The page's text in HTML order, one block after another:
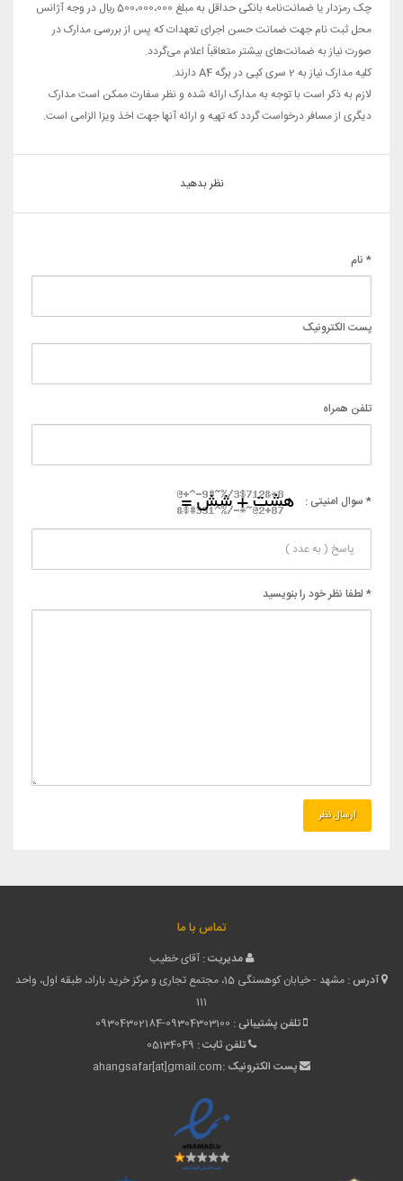
چک رمزدار یا ضمانت‌­نامه بانکی حداقل به مبلغ 500،000،000 ريال در وجه آژانس
محل ثبت نام جهت ضمانت حسن اجرای تعهدات که پس از بررسی مدارک در
صورت نیاز به ضمانت­‌های بیشتر متعاقبا­ً اعلام می­‌گردد.
کلیه مدارک نیاز به 2 سری کپی در برگه A4 دارند.
لازم به ذکر است با توجه به مدارک ارائه شده و نظر سفارت ممکن است مدارک
دیگری از مسافر درخواست گردد که تهیه و ارائه آنها جهت اخذ ویزا الزامی است.
نظر بدهید
* نام
پست الکترونیک
تلفن همراه
* سوال امنیتی :
* لطفا نظر خود را بنویسید
تماس با ما
مدیریت : آقای خطیب
آدرس :
مشهد - خیابان کوهسنگی 15، مجتمع تجاری و مرکز خرید باراد، طبقه اول، واحد
111
تلفن پشتیبانی : 09304302184-09304303100
تلفن ثابت : 05134049
پست الکترونیک :ahangsafar[at]gmail.com